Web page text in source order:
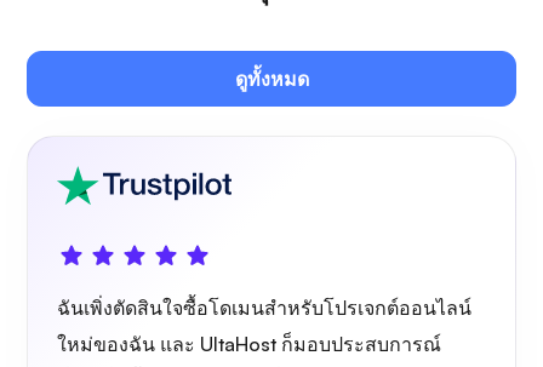
ดูทั้งหมด
ฉันเพิ่งตัดสินใจซื้อโดเมนสำหรับโปรเจกต์ออนไลน์
ใหม่ของฉัน และ UltaHost ก็มอบประสบการณ์